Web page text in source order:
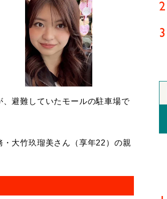
、避難していたモールの駐車場で
大竹玖瑠美さん（享年22）の親